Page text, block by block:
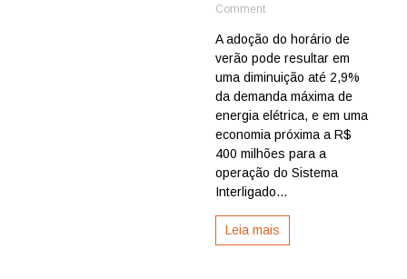
Commenton
com
horário
de
verão
chegar
a
R$
400
milhões
5
meses
A adoção do horário de
verão pode resultar em
uma diminuição até 2,9%
da demanda máxima de
energia elétrica, e em uma
economia próxima a R$
400 milhões para a
operação do Sistema
Interligado...
Leia mais